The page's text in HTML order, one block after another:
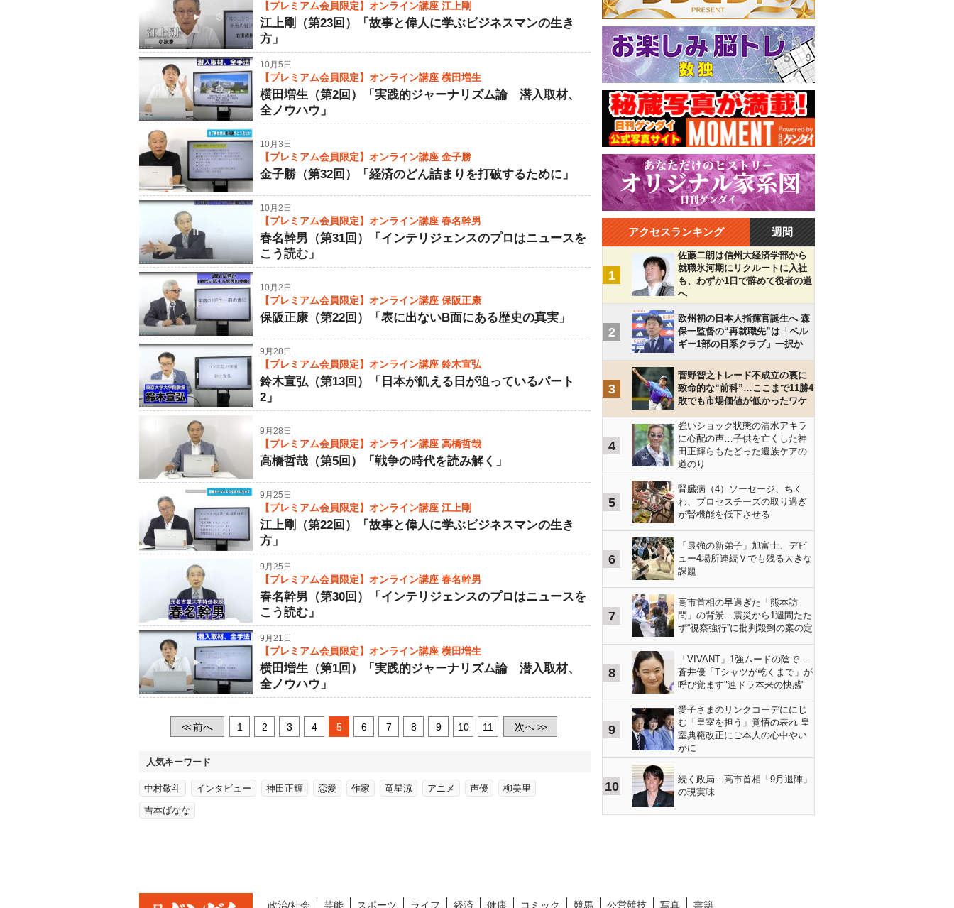
【プレミアム会員限定】オンライン講座 江上剛
江上剛（第23回）「故事と偉人に学ぶビジネスマンの生き
方」
10月5日
【プレミアム会員限定】オンライン講座 横田増生
横田増生（第2回）「実践的ジャーナリズム論 潜入取材、
全ノウハウ」
10月3日
【プレミアム会員限定】オンライン講座 金子勝
金子勝（第32回）「経済のどん詰まりを打破するために」
10月2日
【プレミアム会員限定】オンライン講座 春名幹男
春名幹男（第31回）「インテリジェンスのプロはニュースを
こう読む」
10月2日
【プレミアム会員限定】オンライン講座 保阪正康
保阪正康（第22回）「表に出ないB面にある歴史の真実」
9月28日
【プレミアム会員限定】オンライン講座 鈴木宣弘
鈴木宣弘（第13回）「日本が飢える日が迫っているパート
2」
9月28日
【プレミアム会員限定】オンライン講座 高橋哲哉
高橋哲哉（第5回）「戦争の時代を読み解く」
9月25日
【プレミアム会員限定】オンライン講座 江上剛
江上剛（第22回）「故事と偉人に学ぶビジネスマンの生き
方」
9月25日
【プレミアム会員限定】オンライン講座 春名幹男
春名幹男（第30回）「インテリジェンスのプロはニュースを
こう読む」
9月21日
【プレミアム会員限定】オンライン講座 横田増生
横田増生（第1回）「実践的ジャーナリズム論 潜入取材、
全ノウハウ」
<<前へ 1 2 3 4 5 6 7 8 9 10 11 次へ >>
人気キーワード
中村敬斗 インタビュー 神田正輝 恋愛 作家 竜星涼 アニメ 声優 柳美里
吉本ばなな
アクセスランキング 週間
1
佐藤二朗は信州大経済学部から
就職氷河期にリクルートに入社
も、わずか1日で辞めて役者の道
へ
2
欧州初の日本人指揮官誕生へ 森
保一監督の“再就職先”は「ベル
ギー1部の日系クラブ」一択か
3
菅野智之トレード不成立の裏に
致命的な“前科”…ここまで11勝4
敗でも市場価値が低かったワケ
4
強いショック状態の清水アキラ
に心配の声…子供を亡くした神
田正輝らもたどった遺族ケアの
道のり
5
腎臓病（4）ソーセージ、ちく
わ、プロセスチーズの取り過ぎ
が腎機能を低下させる
6
「最強の新弟子」旭富士、デビ
ュー4場所連続Ｖでも残る大きな
課題
7
高市首相の早過ぎた「熊本訪
問」の背景…震災から1週間たた
ず“視察強行”に批判殺到の案の定
8
「VIVANT」1強ムードの陰で…
蒼井優「Tシャツが乾くまで」が
呼び覚ます"連ドラ本来の快感"
9
愛子さまのリンクコーデににじ
む「皇室を担う」覚悟の表れ 皇
室典範改正にご本人の心中やい
かに
10
続く政局…高市首相「9月退陣」
の現実味
政治/社会 芸能 スポーツ ライフ 経済 健康 コミック 競馬 公営競技 写真 書籍